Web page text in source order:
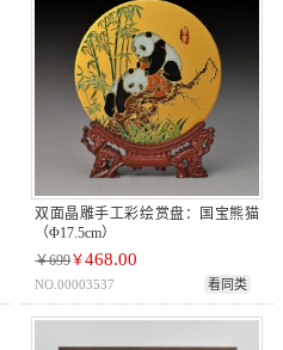
双面晶雕手工彩绘赏盘：国宝熊猫
（Φ17.5cm）
￥699￥468.00
NO.00003537 看同类